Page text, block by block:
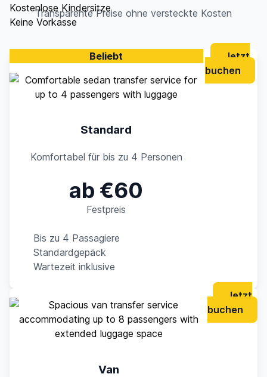
Kostenlose Kindersitze
Keine Vorkasse
Transparente Preise ohne versteckte Kosten
Beliebt
Standard
Komfortabel für bis zu 4 Personen
ab €60
Festpreis
Bis zu 4 Passagiere
Standardgepäck
Wartezeit inklusive
Jetzt
buchen
Van
Jetzt
buchen